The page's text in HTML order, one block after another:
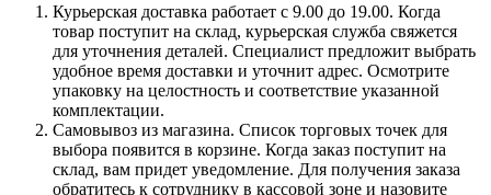
Курьерская доставка работает с 9.00 до 19.00. Когда
товар поступит на склад, курьерская служба свяжется
для уточнения деталей. Специалист предложит выбрать
удобное время доставки и уточнит адрес. Осмотрите
упаковку на целостность и соответствие указанной
комплектации.
Самовывоз из магазина. Список торговых точек для
выбора появится в корзине. Когда заказ поступит на
склад, вам придет уведомление. Для получения заказа
обратитесь к сотруднику в кассовой зоне и назовите